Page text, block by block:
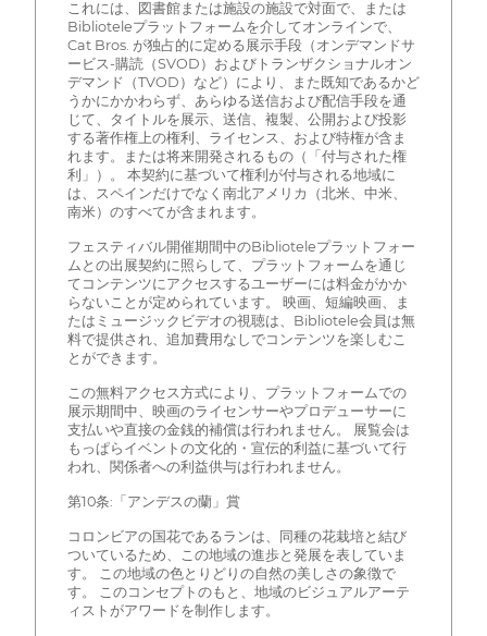
これには、図書館または施設の施設で対面で、または
Biblioteleプラットフォームを介してオンラインで、
Cat Bros. が独占的に定める展示手段（オンデマンドサ
ービス-購読（SVOD）およびトランザクショナルオン
デマンド（TVOD）など）により、また既知であるかど
うかにかかわらず、あらゆる送信および配信手段を通
じて、タイトルを展示、送信、複製、公開および投影
する著作権上の権利、ライセンス、および特権が含ま
れます。または将来開発されるもの（「付与された権
利」）。 本契約に基づいて権利が付与される地域に
は、スペインだけでなく南北アメリカ（北米、中米、
南米）のすべてが含まれます。
フェスティバル開催期間中のBiblioteleプラットフォー
ムとの出展契約に照らして、プラットフォームを通じ
てコンテンツにアクセスするユーザーには料金がかか
らないことが定められています。 映画、短編映画、ま
たはミュージックビデオの視聴は、Bibliotele会員は無
料で提供され、追加費用なしでコンテンツを楽しむこ
とができます。
この無料アクセス方式により、プラットフォームでの
展示期間中、映画のライセンサーやプロデューサーに
支払いや直接の金銭的補償は行われません。 展覧会は
もっぱらイベントの文化的・宣伝的利益に基づいて行
われ、関係者への利益供与は行われません。
第10条:「アンデスの蘭」賞
コロンビアの国花であるランは、同種の花栽培と結び
ついているため、この地域の進歩と発展を表していま
す。 この地域の色とりどりの自然の美しさの象徴で
す。 このコンセプトのもと、地域のビジュアルアーテ
ィストがアワードを制作します。